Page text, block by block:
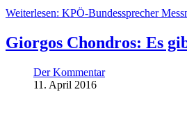
Weiterlesen: KPÖ-Bundessprecher
Giorgos Chondros: Es
Der Kommentar
11. April 2016